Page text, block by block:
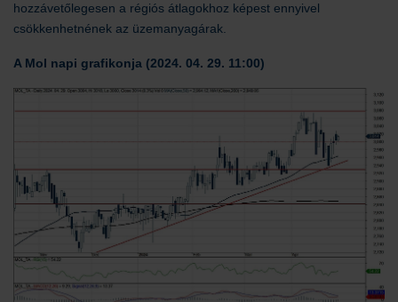
hozzávetőlegesen a régiós átlagokhoz képest ennyivel
csökkenhetnének az üzemanyagárak.
A Mol napi grafikonja (2024. 04. 29. 11:00)